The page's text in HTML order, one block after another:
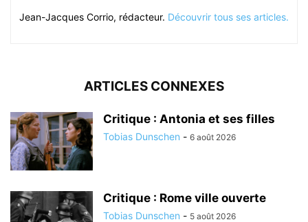
Jean-Jacques Corrio, rédacteur. Découvrir tous ses articles.
ARTICLES CONNEXES
Critique : Antonia et ses filles
Tobias Dunschen - 6 août 2026
Critique : Rome ville ouverte
Tobias Dunschen - 5 août 2026